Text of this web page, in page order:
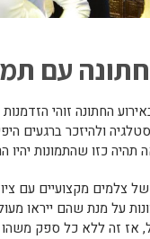
עם
החתונה זוהי
ולהיזכר ברגעים
תהיה כזו שהתמונות יהיו
של צלמים מקצועיים עם
על מנת שהם ייראו
אז זה ללא כל ספק